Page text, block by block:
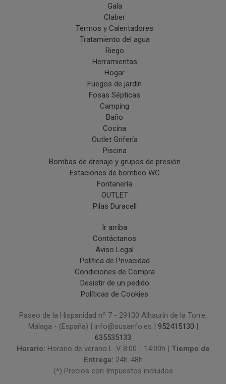
Gala
Claber
Termos y Calentadores
Tratamiento del agua
Riego
Herramientas
Hogar
Fuegos de jardín
Fosas Sépticas
Camping
Baño
Cocina
Outlet Grifería
Piscina
Bombas de drenaje y grupos de presión
Estaciones de bombeo WC
Fontanería
OUTLET
Pilas Duracell
Ir arriba
Contáctanos
Aviso Legal
Política de Privacidad
Condiciones de Compra
Desistir de un pedido
Políticas de Cookies
Paseo de la Hispanidad nº 7 - 29130 Alhaurín de la Torre,
Málaga - (España) | info@susanfo.es | 952415130
635535133
Horario: Horario de verano L-V 8:00 - 14:00h | Tiempo de
Entrega: 24h-48h
(*) Precios con Impuestos incluidos